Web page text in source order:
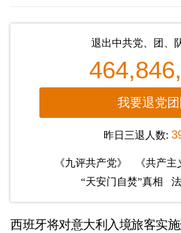
退出中共党、团、
我要退党团
昨日三退人数:
《九评共产党》
《共产主
“天安门自焚”真相
西班牙将对意大利入境旅客实